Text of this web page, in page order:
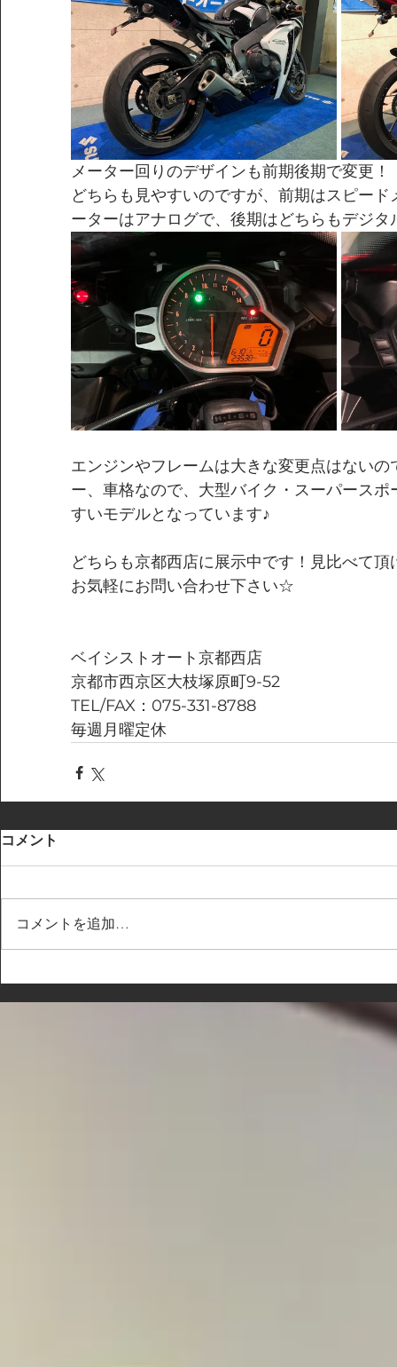
メーター回りのデザインも前期後期で変更！
どちらも見やすいのですが、前期はスピー
ーターはアナログで、後期はどちらもデジタ
エンジンやフレームは大きな変更点はない
ー、車格なので、大型バイク・スーパース
すいモデルとなっています♪
どちらも京都西店に展示中です！見比べて
お気軽にお問い合わせ下さい☆
ベイシストオート京都西店
京都市西京区大枝塚原町9-52
TEL/FAX：075-331-8788
毎週月曜定休
コメント
コメントを追加…